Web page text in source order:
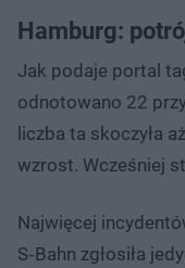
Hamburg:
Jak podaje portal
odnotowano 22
liczba ta skoczyła
wzrost. Wcześniej
Najwięcej
S‑Bahn zgłosiła